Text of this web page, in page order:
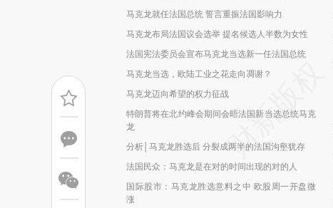
马克龙就任法国总统 誓言重振法国影响力
马克龙布局法国议会选举 提名候选人半数为女性
法国宪法委员会宣布马克龙当选新一任法国总统
马克龙当选，欧陆工业之花走向凋谢？
马克龙迈向希望的权力征战
特朗普将在北约峰会期间会晤法国新当选总统马克
龙
分析│马克龙胜选后 分裂成两半的法国沟壑犹存
法国民众：马克龙是在对的时间出现的对的人
国际股市：马克龙胜选意料之中 欧股周一开盘微
涨